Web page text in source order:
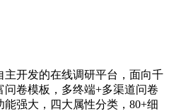
开发的在线调研平台，面向千
卷模板，多终端+多渠道问卷
强大，四大属性分类，80+细